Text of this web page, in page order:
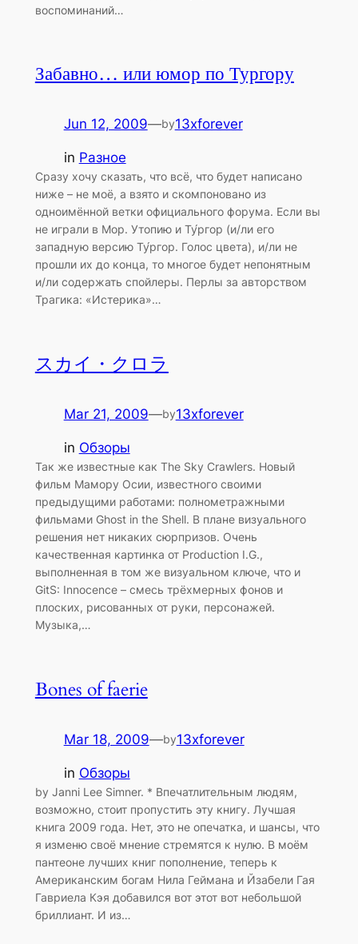
воспоминаний…
Забавно… или юмор по Тургору
Jun 12, 2009—by13xforever
in Разное
Сразу хочу сказать, что всё, что будет написано
ниже – не моё, а взято и скомпоновано из
одноимённой ветки официального форума. Если вы
не играли в Мор. Утопию и Ту́ргор (и/ли его
западную версию Ту́ргор. Голос цвета), и/ли не
прошли их до конца, то многое будет непонятным
и/ли содержать спойлеры. Перлы за авторством
Трагика: «Истерика»…
スカイ・クロラ
Mar 21, 2009—by13xforever
in Обзоры
Так же известные как The Sky Crawlers. Новый
фильм Мамору Осии, известного своими
предыдущими работами: полнометражными
фильмами Ghost in the Shell. В плане визуального
решения нет никаких сюрпризов. Очень
качественная картинка от Production I.G.,
выполненная в том же визуальном ключе, что и
GitS: Innocence – смесь трёхмерных фонов и
плоских, рисованных от руки, персонажей.
Музыка,…
Bones of faerie
Mar 18, 2009—by13xforever
in Обзоры
by Janni Lee Simner. * Впечатлительным людям,
возможно, стоит пропустить эту книгу. Лучшая
книга 2009 года. Нет, это не опечатка, и шансы, что
я изменю своё мнение стремятся к нулю. В моём
пантеоне лучших книг пополнение, теперь к
Американским богам Нила Геймана и Йзабели Гая
Гавриела Кэя добавился вот этот вот небольшой
бриллиант. И из…